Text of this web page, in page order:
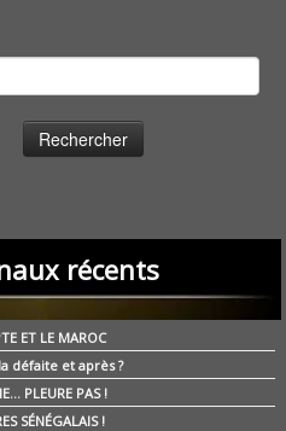
récents
ET LE MAROC
défaite et après ?
PLEURE PAS !
SÉNÉGALAIS !